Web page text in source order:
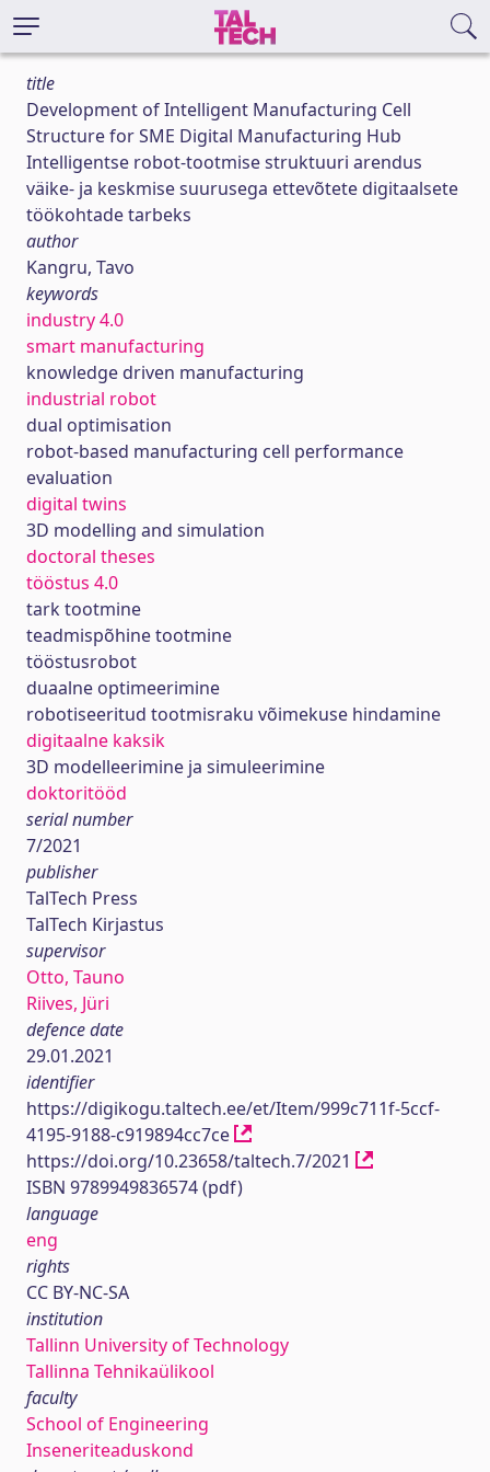
title
Development of Intelligent Manufacturing Cell
Structure for SME Digital Manufacturing Hub
Intelligentse robot-tootmise struktuuri arendus
väike- ja keskmise suurusega ettevõtete digitaalsete
töökohtade tarbeks
author
Kangru, Tavo
keywords
industry 4.0
smart manufacturing
knowledge driven manufacturing
industrial robot
dual optimisation
robot-based manufacturing cell performance
evaluation
digital twins
3D modelling and simulation
doctoral theses
tööstus 4.0
tark tootmine
teadmispõhine tootmine
tööstusrobot
duaalne optimeerimine
robotiseeritud tootmisraku võimekuse hindamine
digitaalne kaksik
3D modelleerimine ja simuleerimine
doktoritööd
serial number
7/2021
publisher
TalTech Press
TalTech Kirjastus
supervisor
Otto, Tauno
Riives, Jüri
defence date
29.01.2021
identifier
https://digikogu.taltech.ee/et/Item/999c711f-5ccf-
4195-9188-c919894cc7ce
https://doi.org/10.23658/taltech.7/2021
ISBN 9789949836574 (pdf)
language
eng
rights
CC BY-NC-SA
institution
Tallinn University of Technology
Tallinna Tehnikaülikool
faculty
School of Engineering
Inseneriteaduskond